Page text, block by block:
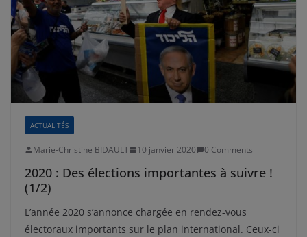
ACTUALITÉS
Marie-Christine BIDAULT 10 janvier 2020 0 Comments
2020 : Des élections importantes à suivre !
(1/2)
L’année 2020 s’annonce chargée en rendez-vous
électoraux importants sur le plan international. Ceux-ci